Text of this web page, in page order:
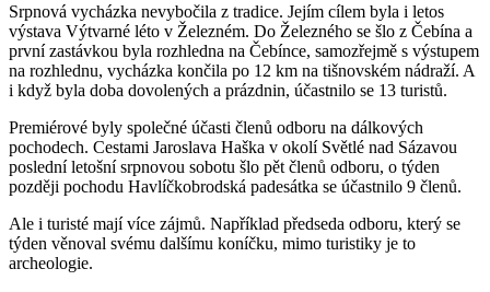
Srpnová vycházka nevybočila z tradice. Jejím cílem byla i letos
výstava Výtvarné léto v Železném. Do Železného se šlo z Čebína a
první zastávkou byla rozhledna na Čebínce, samozřejmě s výstupem
na rozhlednu, vycházka končila po 12 km na tišnovském nádraží. A
i když byla doba dovolených a prázdnin, účastnilo se 13 turistů.
Premiérové byly společné účasti členů odboru na dálkových
pochodech. Cestami Jaroslava Haška v okolí Světlé nad Sázavou
poslední letošní srpnovou sobotu šlo pět členů odboru, o týden
později pochodu Havlíčkobrodská padesátka se účastnilo 9 členů.
Ale i turisté mají více zájmů. Například předseda odboru, který se
týden věnoval svému dalšímu koníčku, mimo turistiky je to
archeologie.